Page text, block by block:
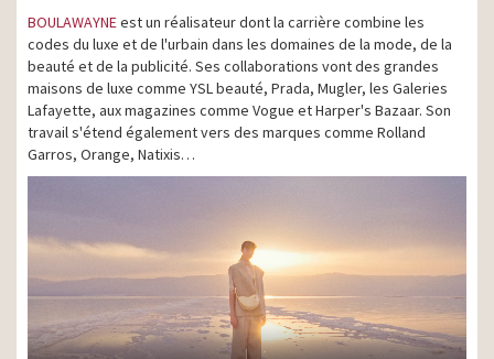
BOULAWAYNEest un réalisateur dont la carrière combine les
codes du luxe et de l'urbain dans les domaines de la mode, de la
beauté et de la publicité. Ses collaborations vont des grandes
maisons de luxe comme YSL beauté, Prada, Mugler, les Galeries
Lafayette, aux magazines comme Vogue et Harper's Bazaar. Son
travail s'étend également vers des marques comme Rolland
Garros, Orange, Natixis…